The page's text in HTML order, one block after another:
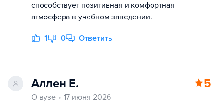
способствует позитивная и комфортная
атмосфера в учебном заведении.
1 0 Ответить
Аллен Е. 5
О вузе
17 июня 2026